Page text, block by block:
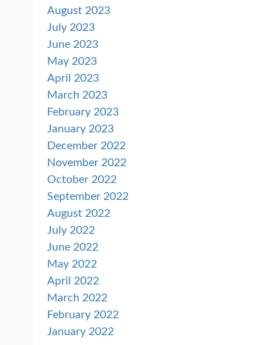
August 2023
July 2023
June 2023
May 2023
April 2023
March 2023
February 2023
January 2023
December 2022
November 2022
October 2022
September 2022
August 2022
July 2022
June 2022
May 2022
April 2022
March 2022
February 2022
January 2022